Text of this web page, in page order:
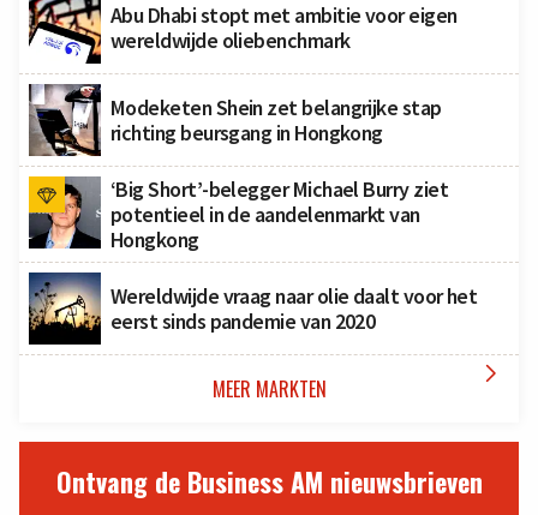
Abu Dhabi stopt met ambitie voor eigen
wereldwijde oliebenchmark
Modeketen Shein zet belangrijke stap
richting beursgang in Hongkong
‘Big Short’-belegger Michael Burry ziet
potentieel in de aandelenmarkt van
Hongkong
Wereldwijde vraag naar olie daalt voor het
eerst sinds pandemie van 2020
MEER MARKTEN 
Ontvang de Business AM nieuwsbrieven